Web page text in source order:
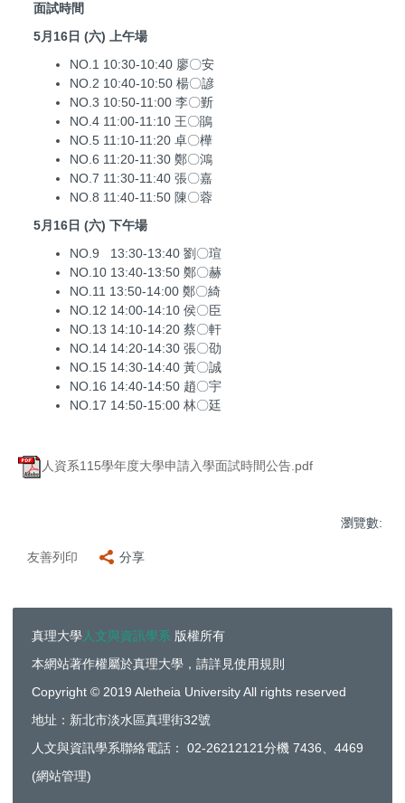
面試時間
5月16日 (六) 上午場
NO.1 10:30-10:40 廖〇安
NO.2 10:40-10:50 楊〇諺
NO.3 10:50-11:00 李〇斳
NO.4 11:00-11:10 王〇鵑
NO.5 11:10-11:20 卓〇樺
NO.6 11:20-11:30 鄭〇鴻
NO.7 11:30-11:40 張〇嘉
NO.8 11:40-11:50 陳〇蓉
5月16日 (六) 下午場
NO.9 13:30-13:40 劉〇瑄
NO.10 13:40-13:50 鄭〇赫
NO.11 13:50-14:00 鄭〇綺
NO.12 14:00-14:10 侯〇臣
NO.13 14:10-14:20 蔡〇軒
NO.14 14:20-14:30 張〇劭
NO.15 14:30-14:40 黃〇誠
NO.16 14:40-14:50 趙〇宇
NO.17 14:50-15:00 林〇廷
人資系115學年度大學申請入學面試時間公告.pdf
瀏覽數:
友善列印 分享
真理大學人文與資訊學系 版權所有
本網站著作權屬於真理大學，請詳見使用規則
Copyright © 2019 Aletheia University All rights reserved
地址：新北市淡水區真理街32號
人文與資訊學系聯絡電話： 02-26212121分機 7436、4469
(網站管理)